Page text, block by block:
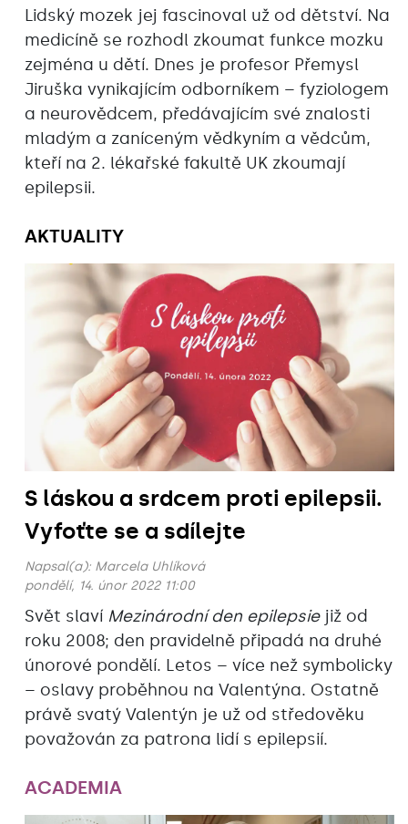
Lidský mozek jej fascinoval už od dětství. Na
medicíně se rozhodl zkoumat funkce mozku
zejména u dětí. Dnes je profesor Přemysl
Jiruška vynikajícím odborníkem – fyziologem
a neurovědcem, předávajícím své znalosti
mladým a zaníceným vědkyním a vědcům,
kteří na 2. lékařské fakultě UK zkoumají
epilepsii.
AKTUALITY
S láskou a srdcem proti epilepsii.
Vyfoťte se a sdílejte
Napsal(a): Marcela Uhlíková
pondělí, 14. únor 2022 11:00
Svět slaví Mezinárodní den epilepsiejiž od
roku 2008; den pravidelně připadá na druhé
únorové pondělí. Letos – více než symbolicky
– oslavy proběhnou na Valentýna. Ostatně
právě svatý Valentýn je už od středověku
považován za patrona lidí s epilepsií.
ACADEMIA